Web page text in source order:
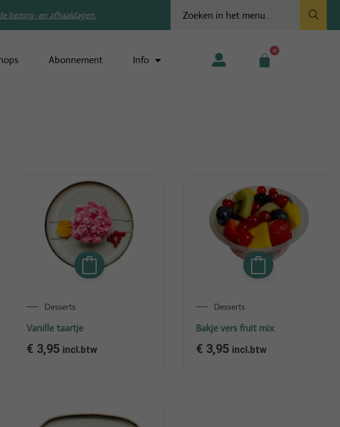
bezorg- en afhaaldagen.
Abonnement Info
0
Desserts
Vanille taartje
€ 3,95 incl.btw
Desserts
Bakje vers fruit mix
€ 3,95 incl.btw